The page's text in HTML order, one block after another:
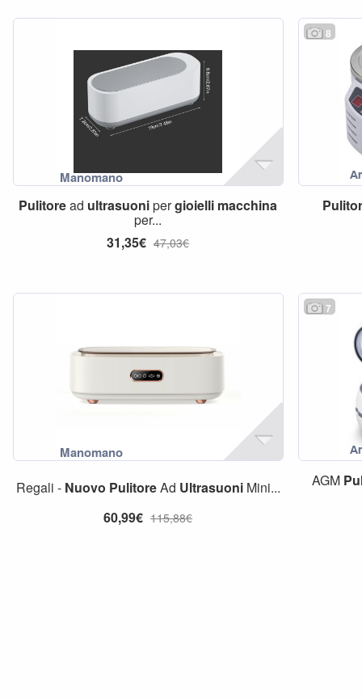
Pulitoread ultrasuonipergioielli macchina
per...
31,35€ 47,03€
8
Regali - Nuovo PulitoreAd UltrasuoniMini...
60,99€ 115,88€
7
AGM